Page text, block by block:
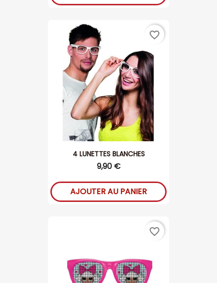
4 LUNETTES BLANCHES
9,90 €
AJOUTER AU PANIER
favorite_border
favorite_border